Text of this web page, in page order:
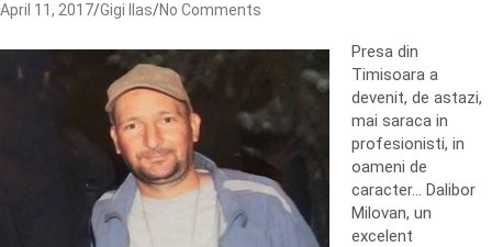
April 11, 2017 Gigi Ilas No Comments
Presa din
Timisoara a
devenit, de astazi,
mai saraca in
profesionisti, in
oameni de
caracter… Dalibor
Milovan, un
excelent